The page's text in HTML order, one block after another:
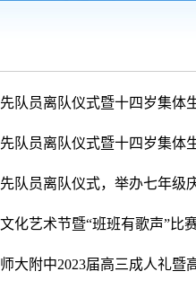
队员离队仪式暨十四岁集体
队员离队仪式暨十四岁集体
队员离队仪式，举办七年级
化艺术节暨“班班有歌声”比
大附中2023届高三成人礼暨